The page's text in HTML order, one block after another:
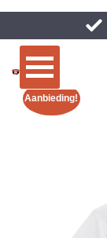
Aanbieding!